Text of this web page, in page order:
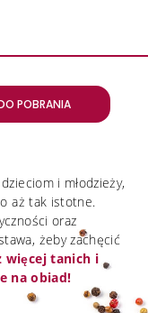
POBRANIA
i młodzieży,
aż tak istotne.
oraz
żeby zachęcić
więcej tanich i
na obiad!